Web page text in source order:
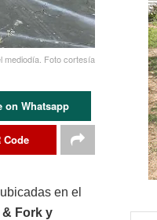
mediodía. Foto cortesía
on Whatsapp
Code
en el
& Fork y